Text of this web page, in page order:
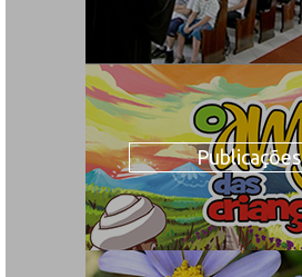
Publicações